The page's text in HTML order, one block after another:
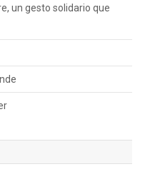
un gesto solidario que